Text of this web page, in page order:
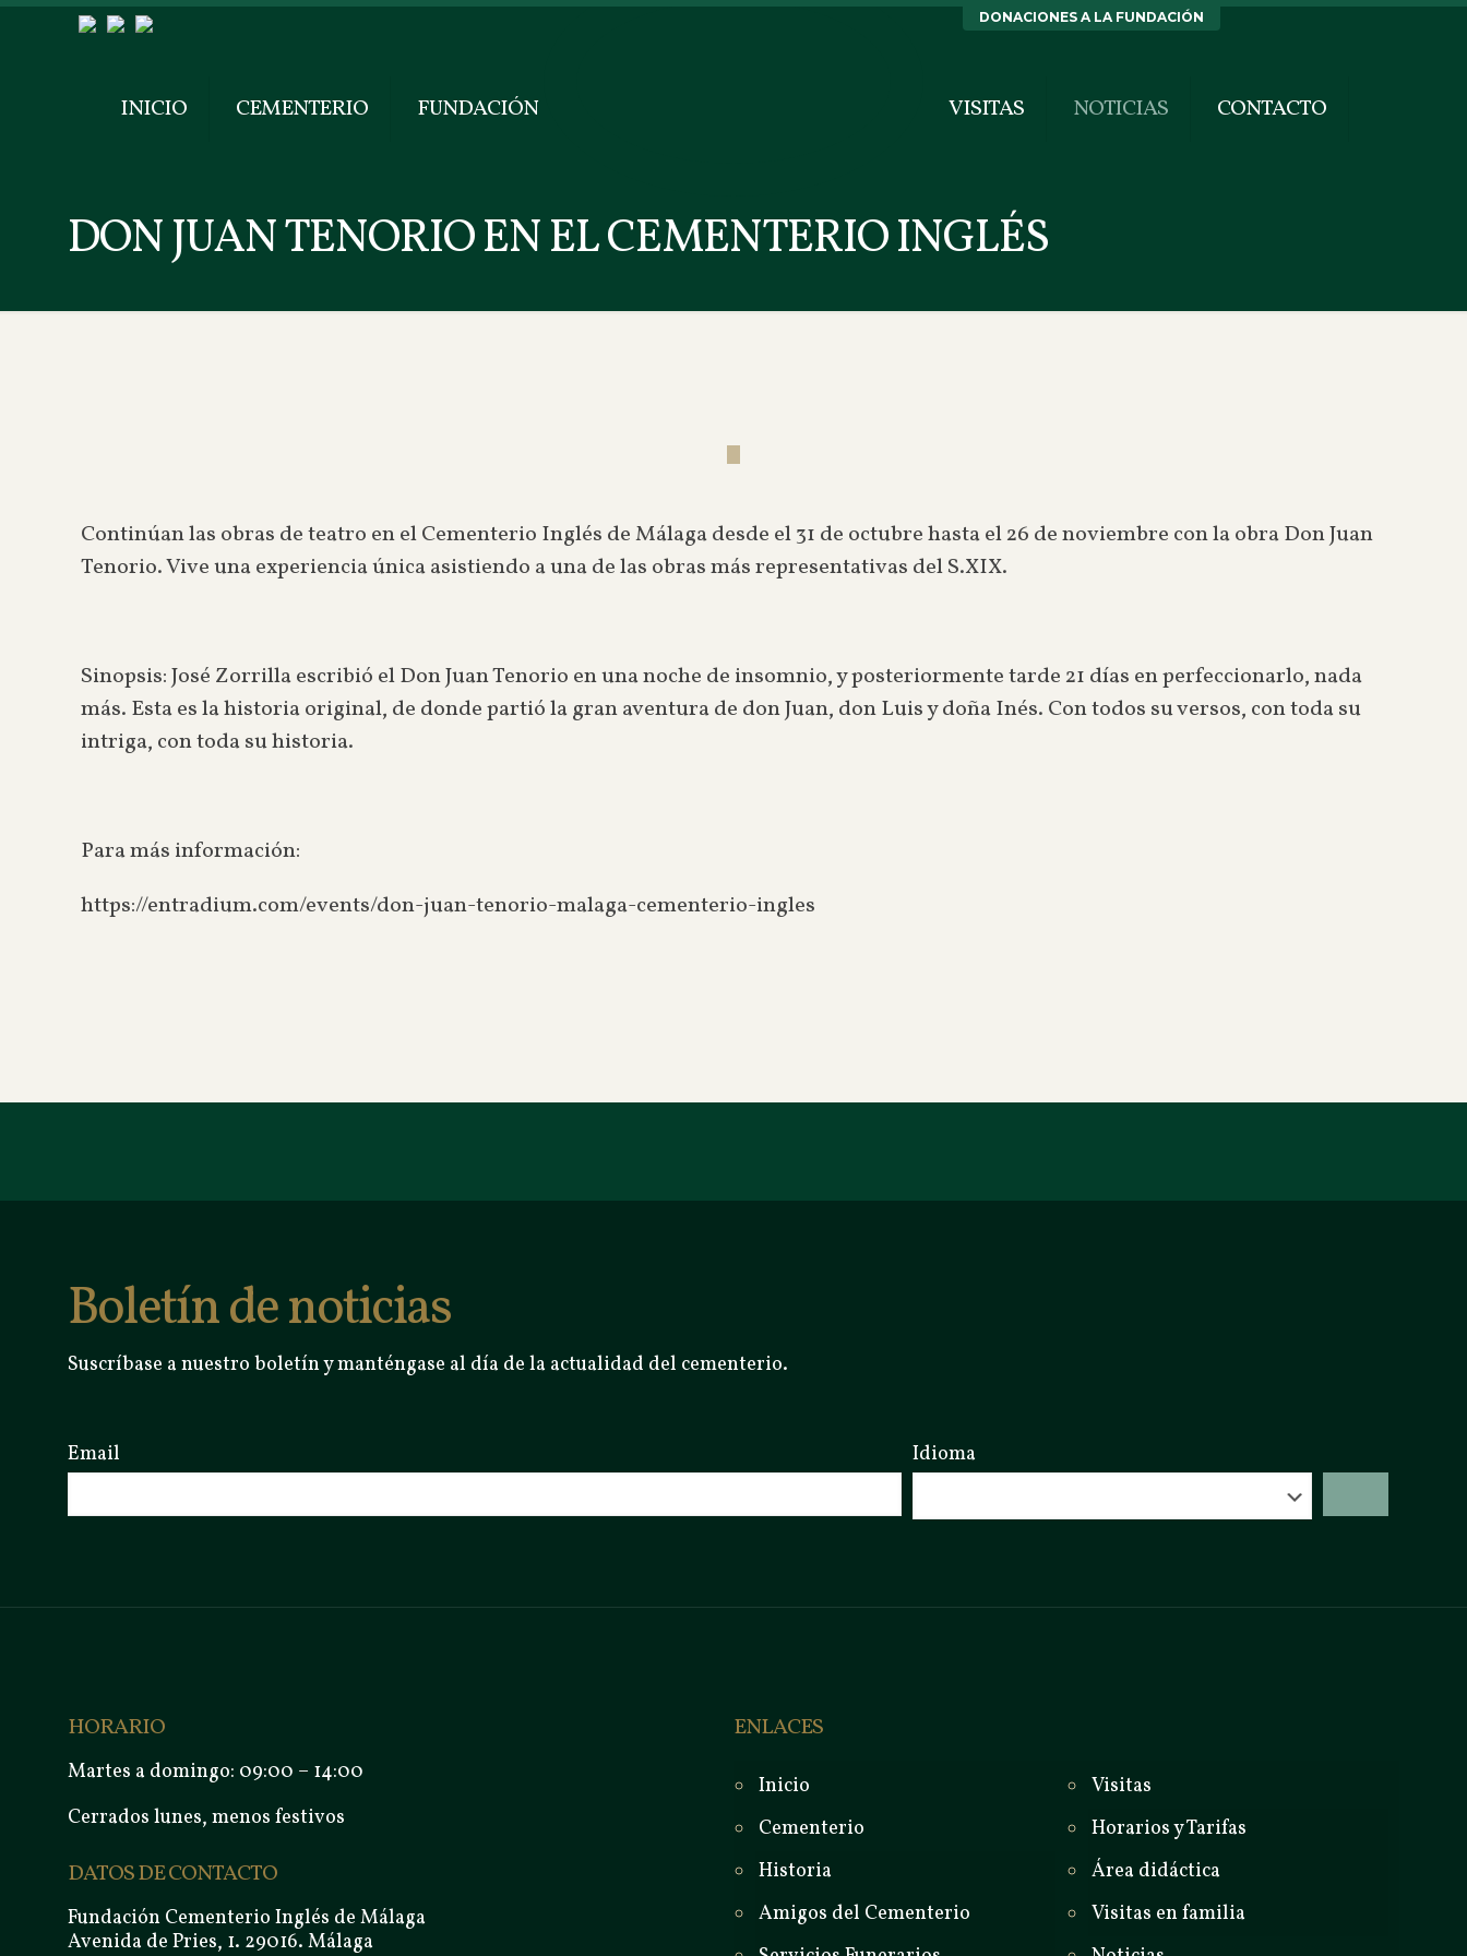
DONACIONES A LA FUNDACIÓN
INICIO CEMENTERIO FUNDACIÓN VISITAS NOTICIAS CONTACTO
DON JUAN TENORIO EN EL CEMENTERIO INGLÉS
Continúan las obras de teatro en el Cementerio Inglés de Málaga desde el 31 de octubre hasta el 26 de noviembre con la obra Don Juan
Tenorio. Vive una experiencia única asistiendo a una de las obras más representativas del S.XIX.
Sinopsis: José Zorrilla escribió el Don Juan Tenorio en una noche de insomnio, y posteriormente tarde 21 días en perfeccionarlo, nada
más. Esta es la historia original, de donde partió la gran aventura de don Juan, don Luis y doña Inés. Con todos su versos, con toda su
intriga, con toda su historia.
Para más información:
https://entradium.com/events/don-juan-tenorio-malaga-cementerio-ingles
Boletín de noticias
Suscríbase a nuestro boletín y manténgase al día de la actualidad del cementerio.
Email Idioma
HORARIO
Martes a domingo: 09:00 – 14:00
Cerrados lunes, menos festivos
DATOS DE CONTACTO
Fundación Cementerio Inglés de Málaga
Avenida de Pries, 1. 29016. Málaga
ENLACES
Inicio
Cementerio
Historia
Amigos del Cementerio
Visitas
Horarios y Tarifas
Área didáctica
Visitas en familia